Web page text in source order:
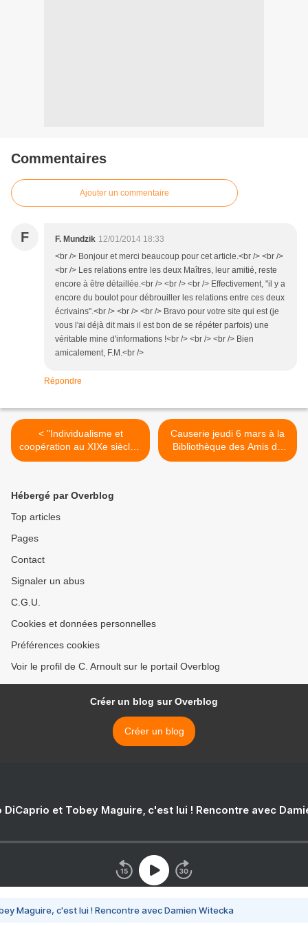
Commentaires
Ajouter un commentaire
F F. Mundzik 12/01/2014 18:33
<br /> Bonjour et merci beaucoup pour cet article.<br /> <br />
<br /> Les relations entre les deux Maîtres, leur amitié, reste
encore à être détaillée.<br /> <br /> <br /> Effectivement, "il y a
encore du boulot pour débrouiller les relations entre ces deux
écrivains".<br /> <br /> <br /> Bravo pour votre site qui est (je
vous l'ai déjà dit mais il est bon de se répéter parfois) une
véritable mine d'informations !<br /> <br /> <br /> Bien
amicalement, F.M.<br />
Répondre
< "Individualisme et
coopération au XIXe siècle",
un cycle de causerie à la
Causerie jeudi 6 mars à la
Bibliothèque des Amis de
l'Instruction >
Hébergé par Overblog
Top articles
Pages
Contact
Signaler un abus
C.G.U.
Cookies et données personnelles
Préférences cookies
Voir le profil de C. Arnoult sur le portail Overblog
Créer un blog sur Overblog
Créer un blog
DiCaprio et Tobey Maguire, c'est lui ! Rencontre avec
Maguire, c'est lui ! Rencontre avec Damien Witecka